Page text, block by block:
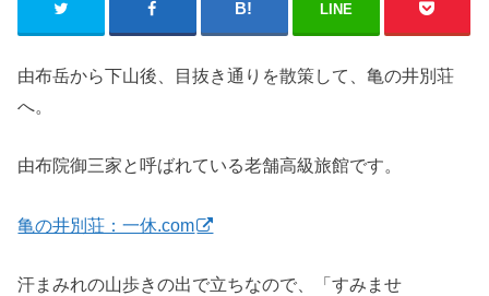
LINE
由布岳から下山後、目抜き通りを散策して、亀の井別荘
へ。
由布院御三家と呼ばれている老舗高級旅館です。
亀の井別荘：一休.com
汗まみれの山歩きの出で立ちなので、「すみませ